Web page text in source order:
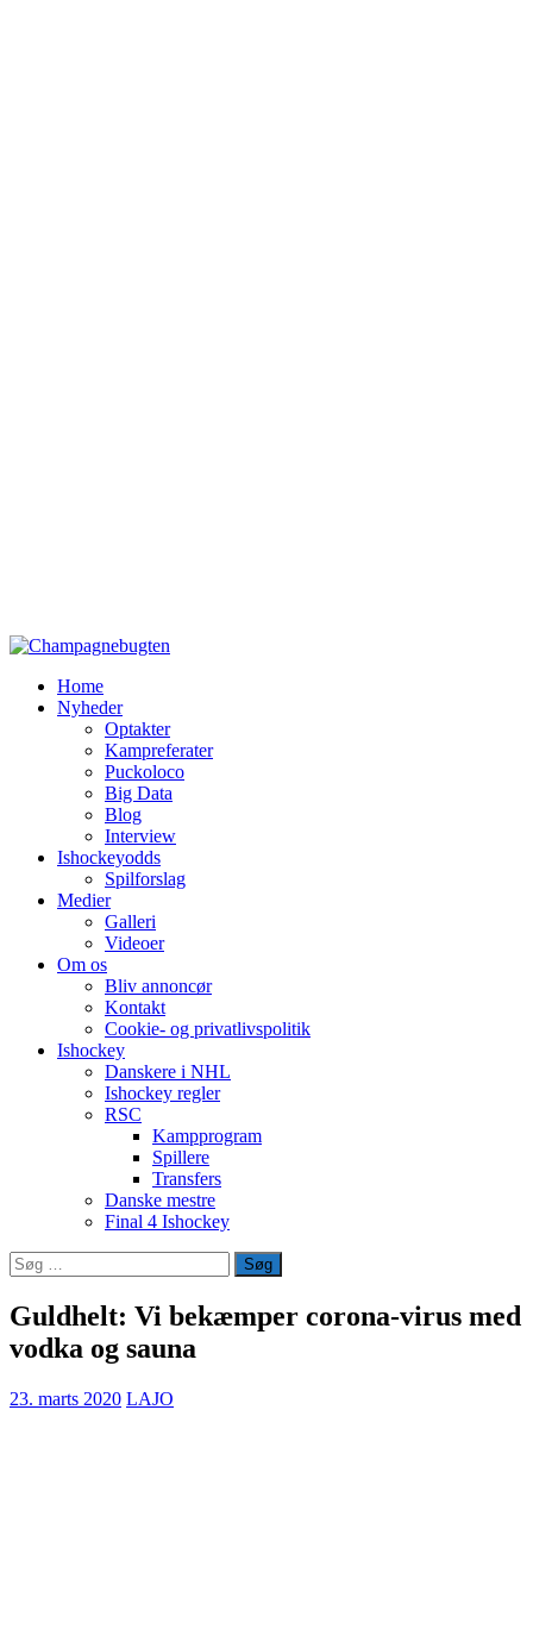
Home
Nyheder
Optakter
Kampreferater
Puckoloco
Big Data
Blog
Interview
Ishockeyodds
Spilforslag
Medier
Galleri
Videoer
Om os
Bliv annoncør
Kontakt
Cookie- og privatlivspolitik
Ishockey
Danskere i NHL
Ishockey regler
RSC
Kampprogram
Spillere
Transfers
Danske mestre
Final 4 Ishockey
Søg
efter:
Guldhelt: Vi bekæmper corona-virus med
vodka og sauna
23. marts 2020 LAJO